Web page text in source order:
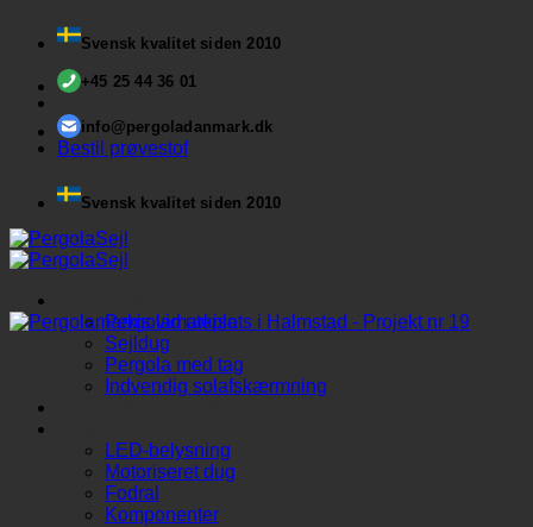
Fortsæt
indhold
Svensk kvalitet siden 2010
+45 25 44 36 01
info@pergoladanmark.dk
Bestil prøvestof
Svensk kvalitet siden 2010
Pergolamarkise
Sejldug
Pergola med tag
Indvendig solafskærmning
LED-belysning
Motoriseret dug
Fodral
Komponenter